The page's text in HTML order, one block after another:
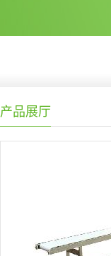
产品展厅